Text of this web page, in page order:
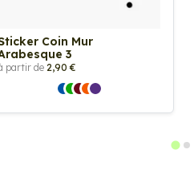
Coin Mur
3
partir de 2,90 €